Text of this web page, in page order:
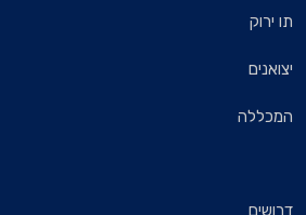
תו ירוק
יצואנים
המכללה